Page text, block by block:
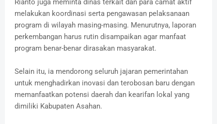
Rianto juga meminta dinas terkait dan para camat aktif
melakukan koordinasi serta pengawasan pelaksanaan
program di wilayah masing-masing. Menurutnya, laporan
perkembangan harus rutin disampaikan agar manfaat
program benar-benar dirasakan masyarakat.
Selain itu, ia mendorong seluruh jajaran pemerintahan
untuk menghadirkan inovasi dan terobosan baru dengan
memanfaatkan potensi daerah dan kearifan lokal yang
dimiliki Kabupaten Asahan.